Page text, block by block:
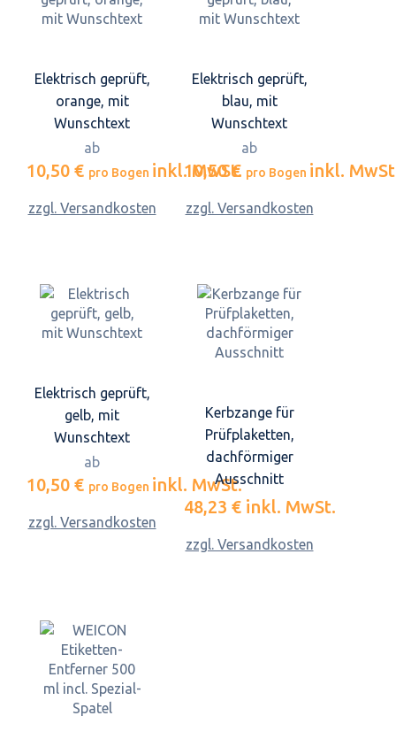
Elektrisch geprüft,
orange, mit
Wunschtext
ab
10,50 € pro Bogen inkl. MwSt.
zzgl. Versandkosten
Elektrisch geprüft,
blau, mit
Wunschtext
ab
10,50 € pro Bogen inkl.
zzgl. Versandkosten
Elektrisch geprüft,
gelb, mit
Wunschtext
ab
10,50 € pro Bogen inkl. MwSt.
zzgl. Versandkosten
Kerbzange für
Prüfplaketten,
dachförmiger
Ausschnitt
48,23 € inkl. MwSt.
zzgl. Versandkosten